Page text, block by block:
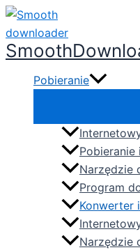
Przejdź
do
treści
Pobieranie
Narzędzie
Program
Konwerter
Narzędzie